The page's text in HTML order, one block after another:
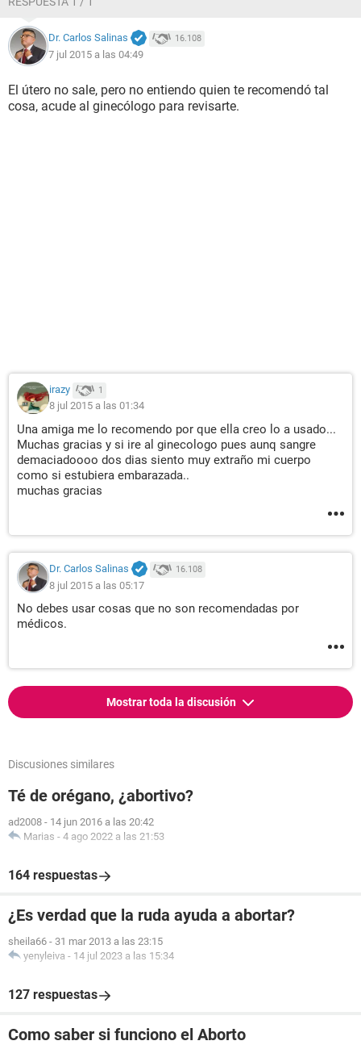
Dr. Carlos Salinas 16.108
7 jul 2015 a las 04:49
El útero no sale, pero no entiendo quien te recomendó tal
cosa, acude al ginecólogo para revisarte.
irazy 1
8 jul 2015 a las 01:34
Una amiga me lo recomendo por que ella creo lo a usado...
Muchas gracias y si ire al ginecologo pues aunq sangre
demaciadoooo dos dias siento muy extraño mi cuerpo
como si estubiera embarazada..
muchas gracias
Dr. Carlos Salinas 16.108
8 jul 2015 a las 05:17
No debes usar cosas que no son recomendadas por
médicos.
Mostrar toda la discusión
Discusiones similares
Té de orégano, ¿abortivo?
ad2008 - 14 jun 2016 a las 20:42
Marias - 4 ago 2022 a las 21:53
164 respuestas
¿Es verdad que la ruda ayuda a abortar?
sheila66 - 31 mar 2013 a las 23:15
yenyleiva - 14 jul 2023 a las 15:34
127 respuestas
Como saber si funciono el Aborto